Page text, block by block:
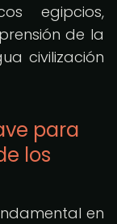
egipcios,
de la
civilización
para
los
en